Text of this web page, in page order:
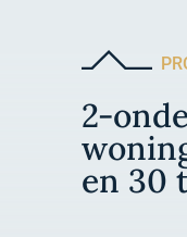
2-
en 30